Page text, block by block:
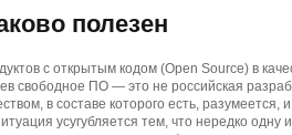
полезен
с открытым кодом (Open Source) в
свободное ПО — это не российская
в составе которого есть, разумеется,
усугубляется тем, что нередко одну